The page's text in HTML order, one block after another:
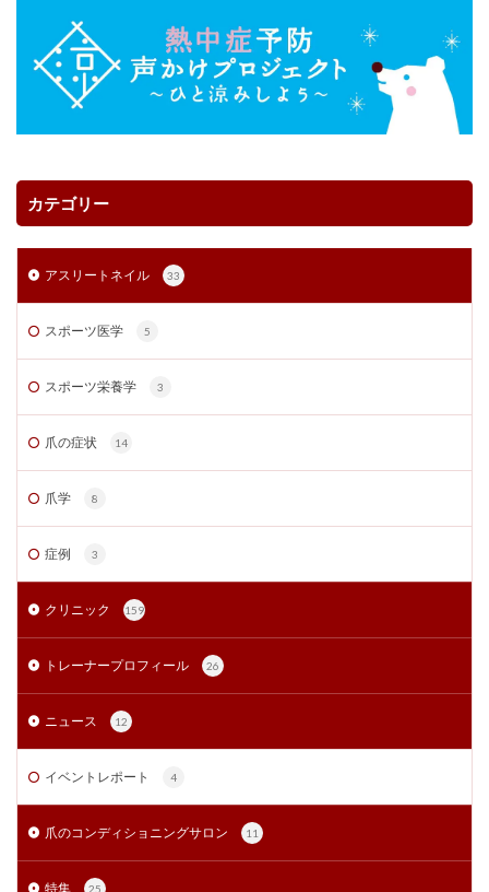
カテゴリー
アスリートネイル 33
スポーツ医学 5
スポーツ栄養学 3
爪の症状 14
爪学 8
症例 3
クリニック 159
トレーナープロフィール 26
ニュース 12
イベントレポート 4
爪のコンディショニングサロン 11
特集 25